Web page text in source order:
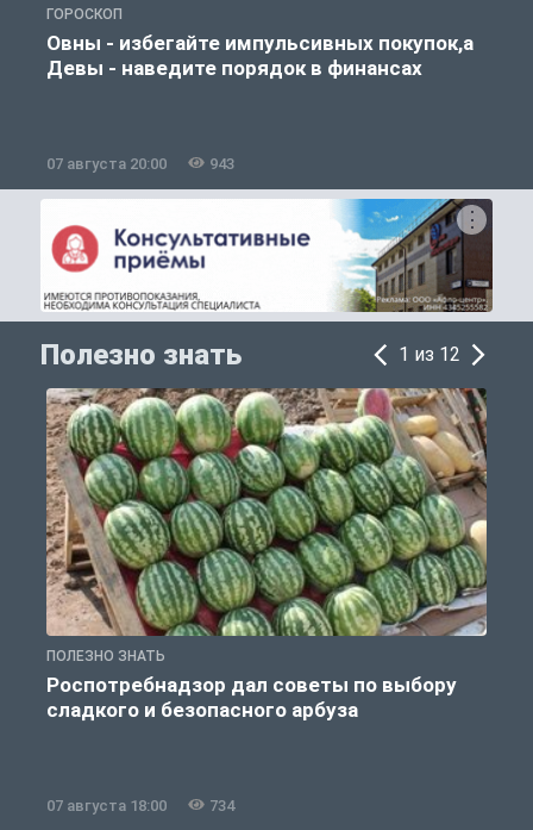
ГОРОСКОП
Овны - избегайте импульсивных покупок,а
Девы - наведите порядок в финансах
07 августа 20:00 943
Полезно знать 1 из 12
ПОЛЕЗНО ЗНАТЬ
Роспотребнадзор дал советы по выбору
сладкого и безопасного арбуза
07 августа 18:00 734